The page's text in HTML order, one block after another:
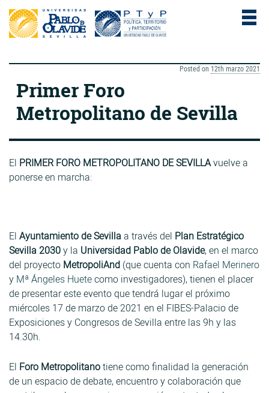
Posted on 12th marzo 2021
Primer Foro
Metropolitano de Sevilla
El PRIMER FORO METROPOLITANO DE SEVILLAvuelve a
ponerse en marcha:
El Ayuntamiento de Sevillaa través del Plan Estratégico
Sevilla 2030y la Universidad Pablo de Olavide, en el marco
del proyecto MetropoliAnd (que cuenta con Rafael Merinero
y Mª Ángeles Huetecomo investigadores), tienen el placer
de presentar este evento que tendrá lugar el próximo
miércoles 17 de marzo de 2021 en el FIBES-Palacio de
Exposiciones y Congresos de Sevilla entre las 9h y las
14.30h.
El Foro Metropolitanotiene como finalidad la generación
de un espacio de debate, encuentro y colaboración que